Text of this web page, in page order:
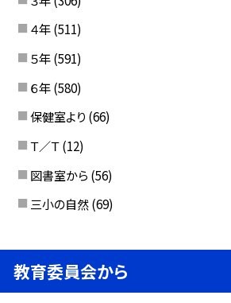
４年 (511)
５年 (591)
６年 (580)
保健室より (66)
Ｔ／Ｔ (12)
図書室から (56)
三小の自然 (69)
教育委員会から